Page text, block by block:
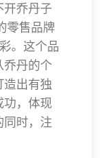
开乔丹子
零售品牌
。这个品
乔丹的个
造出有独
功，体现
同时，注